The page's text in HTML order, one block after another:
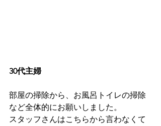
30代主婦
部屋の掃除から、お風呂トイレの掃除
など全体的にお願いしました。
スタッフさんはこちらから言わなくて